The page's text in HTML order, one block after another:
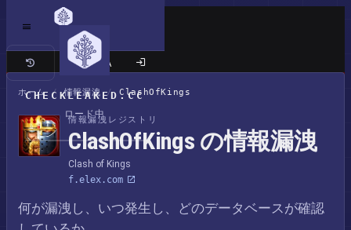
CHECKLEAKED.CC
ロード中
クラシックサイト
ホーム / 情報漏洩 / ClashOfKings
情報漏洩レジストリ
ClashOfKings の情報漏洩
Clash of Kings
f.elex.com
何が漏洩し、いつ発生し、どのデータベースが確認